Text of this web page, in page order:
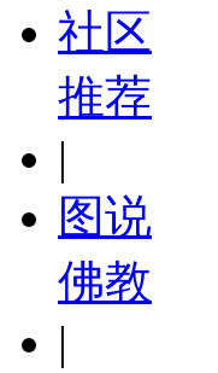
社区
推荐
|
图说
佛教
|